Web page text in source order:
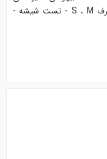
5 – آیودی – میکروست - اسپاکلوم یکبار مصرف S ، M - تست شیشه -